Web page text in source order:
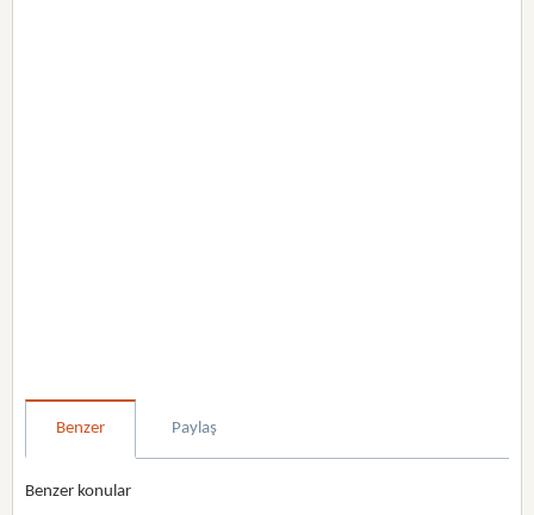
Benzer Paylaş
Benzer konular